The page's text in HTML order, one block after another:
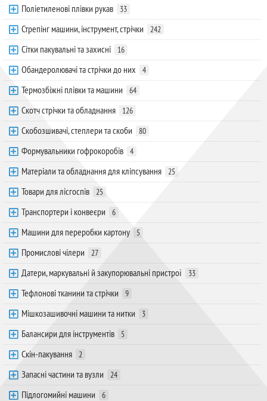
Поліетиленові плівки рукав 33
Стрепінг машини, інструмент, стрічки 242
Сітки пакувальні та захисні 16
Обандеролювачі та стрічки до них 4
Термозбіжні плівки та машини 64
Скотч стрічки та обладнання 126
Скобозшивачі, степлери та скоби 80
Формувальники гофрокоробів 4
Матеріали та обладнання для кліпсування 25
Товари для лісгоспів 25
Транспортери і конвеєри 6
Машини для переробки картону 5
Промислові чілери 27
Датери, маркувальні й закупорювальні пристрої 33
Тефлонові тканини та стрічки 9
Мішкозашивочні машини та нитки 3
Балансири для інструментів 5
Скін-пакування 2
Запасні частини та вузли 24
Підлогомийні машини 6